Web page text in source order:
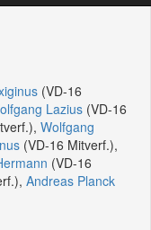
(VD-16
Lazius (VD-16
Wolfgang
(VD-16 Mitverf.),
(VD-16
Andreas Planck